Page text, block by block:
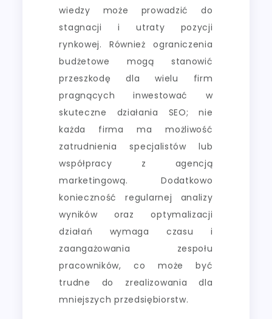
wiedzy może prowadzić do
stagnacji i utraty pozycji
rynkowej. Również ograniczenia
budżetowe mogą stanowić
przeszkodę dla wielu firm
pragnących inwestować w
skuteczne działania SEO; nie
każda firma ma możliwość
zatrudnienia specjalistów lub
współpracy z agencją
marketingową. Dodatkowo
konieczność regularnej analizy
wyników oraz optymalizacji
działań wymaga czasu i
zaangażowania zespołu
pracowników, co może być
trudne do zrealizowania dla
mniejszych przedsiębiorstw.